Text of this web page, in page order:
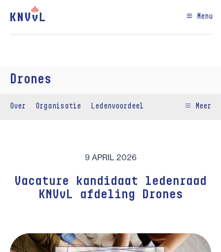
Menu
Drones
Over Organisatie Ledenvoordeel Meer
9 APRIL 2026
Vacature kandidaat ledenraad
KNVvL afdeling Drones